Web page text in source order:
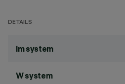
DETAILS
lm system
W system